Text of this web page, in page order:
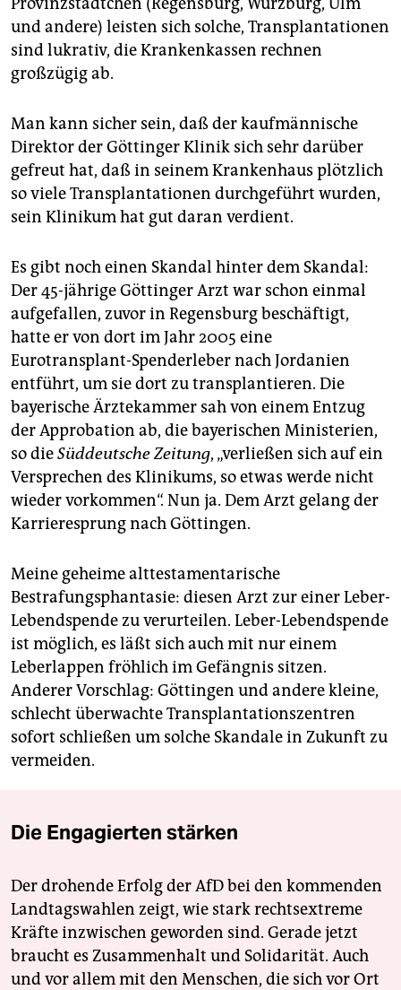
und andere) leisten sich solche, Transplantationen
sind lukrativ, die Krankenkassen rechnen
großzügig ab.
Man kann sicher sein, daß der kaufmännische
Direktor der Göttinger Klinik sich sehr darüber
gefreut hat, daß in seinem Krankenhaus plötzlich
so viele Transplantationen durchgeführt wurden,
sein Klinikum hat gut daran verdient.
Es gibt noch einen Skandal hinter dem Skandal:
Der 45-jährige Göttinger Arzt war schon einmal
aufgefallen, zuvor in Regensburg beschäftigt,
hatte er von dort im Jahr 2005 eine
Eurotransplant-Spenderleber nach Jordanien
entführt, um sie dort zu transplantieren. Die
bayerische Ärztekammer sah von einem Entzug
der Approbation ab, die bayerischen Ministerien,
so dieSüddeutsche Zeitung, „verließen sich auf ein
Versprechen des Klinikums, so etwas werde nicht
wieder vorkommen“. Nun ja. Dem Arzt gelang der
Karrieresprung nach Göttingen.
Meine geheime alttestamentarische
Bestrafungsphantasie: diesen Arzt zur einer Leber-
Lebendspende zu verurteilen. Leber-Lebendspende
ist möglich, es läßt sich auch mit nur einem
Leberlappen fröhlich im Gefängnis sitzen.
Anderer Vorschlag: Göttingen und andere kleine,
schlecht überwachte Transplantationszentren
sofort schließen um solche Skandale in Zukunft zu
vermeiden.
Die Engagierten stärken
Der drohende Erfolg der AfD bei den kommenden
Landtagswahlen zeigt, wie stark rechtsextreme
Kräfte inzwischen geworden sind. Gerade jetzt
braucht es Zusammenhalt und Solidarität. Auch
und vor allem mit den Menschen, die sich vor Ort